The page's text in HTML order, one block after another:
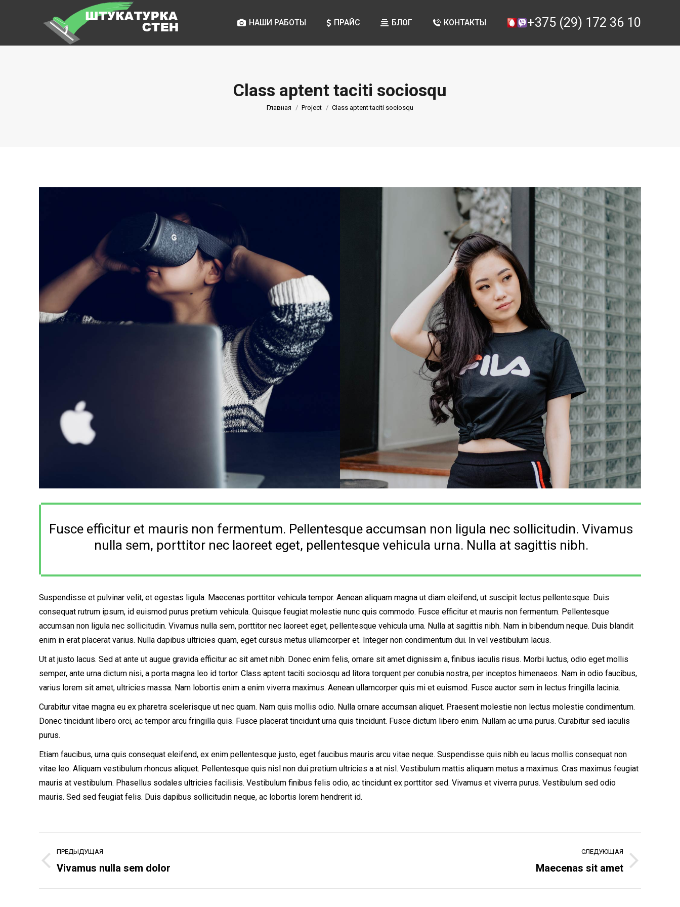
НАШИ РАБОТЫ ПРАЙС БЛОГ КОНТАКТЫ +375 (29) 172 36 10
Class aptent taciti sociosqu
Вы здесь:
Главная Project Class aptent taciti sociosqu
Fusce efficitur et mauris non fermentum. Pellentesque accumsan non ligula nec sollicitudin. Vivamus
nulla sem, porttitor nec laoreet eget, pellentesque vehicula urna. Nulla at sagittis nibh.
Suspendisse et pulvinar velit, et egestas ligula. Maecenas porttitor vehicula tempor. Aenean aliquam magna ut diam eleifend, ut suscipit lectus pellentesque. Duis
consequat rutrum ipsum, id euismod purus pretium vehicula. Quisque feugiat molestie nunc quis commodo. Fusce efficitur et mauris non fermentum. Pellentesque
accumsan non ligula nec sollicitudin. Vivamus nulla sem, porttitor nec laoreet eget, pellentesque vehicula urna. Nulla at sagittis nibh. Nam in bibendum neque. Duis blandit
enim in erat placerat varius. Nulla dapibus ultricies quam, eget cursus metus ullamcorper et. Integer non condimentum dui. In vel vestibulum lacus.
Ut at justo lacus. Sed at ante ut augue gravida efficitur ac sit amet nibh. Donec enim felis, ornare sit amet dignissim a, finibus iaculis risus. Morbi luctus, odio eget mollis
semper, ante urna dictum nisi, a porta magna leo id tortor. Class aptent taciti sociosqu ad litora torquent per conubia nostra, per inceptos himenaeos. Nam in odio faucibus,
varius lorem sit amet, ultricies massa. Nam lobortis enim a enim viverra maximus. Aenean ullamcorper quis mi et euismod. Fusce auctor sem in lectus fringilla lacinia.
Curabitur vitae magna eu ex pharetra scelerisque ut nec quam. Nam quis mollis odio. Nulla ornare accumsan aliquet. Praesent molestie non lectus molestie condimentum.
Donec tincidunt libero orci, ac tempor arcu fringilla quis. Fusce placerat tincidunt urna quis tincidunt. Fusce dictum libero enim. Nullam ac urna purus. Curabitur sed iaculis
purus.
Etiam faucibus, urna quis consequat eleifend, ex enim pellentesque justo, eget faucibus mauris arcu vitae neque. Suspendisse quis nibh eu lacus mollis consequat non
vitae leo. Aliquam vestibulum rhoncus aliquet. Pellentesque quis nisl non dui pretium ultricies a at nisl. Vestibulum mattis aliquam metus a maximus. Cras maximus feugiat
mauris at vestibulum. Phasellus sodales ultricies facilisis. Vestibulum finibus felis odio, ac tincidunt ex porttitor sed. Vivamus et viverra purus. Vestibulum sed odio
mauris. Sed sed feugiat felis. Duis dapibus sollicitudin neque, ac lobortis lorem hendrerit id.
navigation
ПРЕДЫДУЩАЯ
Previous
Vivamus nulla sem dolor
СЛЕДУЮЩАЯ
Maecenas sit amet